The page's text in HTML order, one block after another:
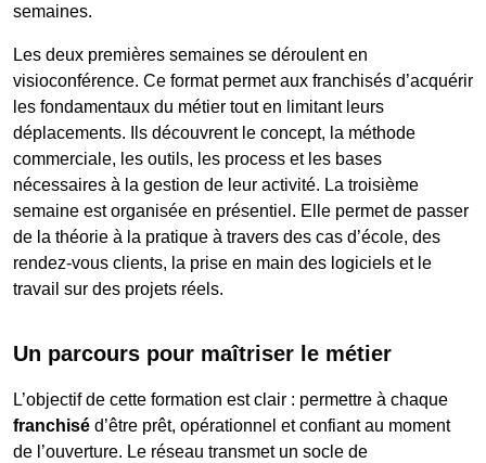
semaines.
Les deux premières semaines se déroulent en
visioconférence. Ce format permet aux franchisés d’acquérir
les fondamentaux du métier tout en limitant leurs
déplacements. Ils découvrent le concept, la méthode
commerciale, les outils, les process et les bases
nécessaires à la gestion de leur activité. La troisième
semaine est organisée en présentiel. Elle permet de passer
de la théorie à la pratique à travers des cas d’école, des
rendez-vous clients, la prise en main des logiciels et le
travail sur des projets réels.
Un parcours pour maîtriser le métier
L’objectif de cette formation est clair : permettre à chaque
franchisé d’être prêt, opérationnel et confiant au moment
de l’ouverture. Le réseau transmet un socle de